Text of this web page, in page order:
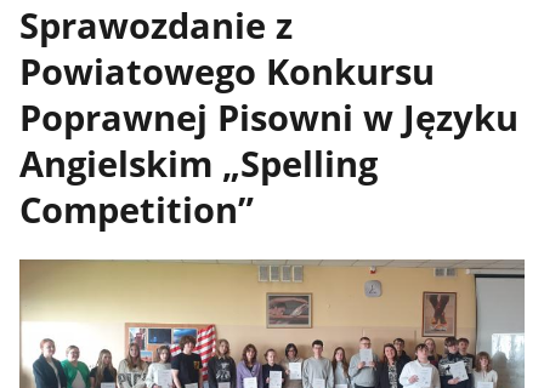
Sprawozdanie z
Powiatowego Konkursu
Poprawnej Pisowni w Języku
Angielskim „Spelling
Competition”